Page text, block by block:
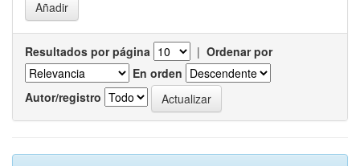
Resultados por página | Ordenar por
En orden
Autor/registro